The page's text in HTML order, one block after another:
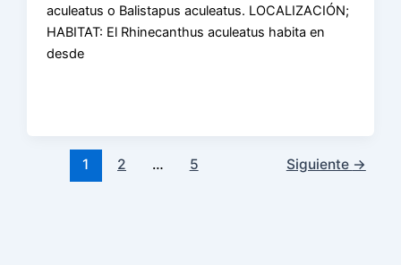
aculeatus o Balistapus aculeatus. LOCALIZACIÓN;
HABITAT: El Rhinecanthus aculeatus habita en
desde
1 2 … 5 Siguiente →